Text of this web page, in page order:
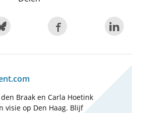
Braak en Carla Hoetink
visie op Den Haag. Blijf